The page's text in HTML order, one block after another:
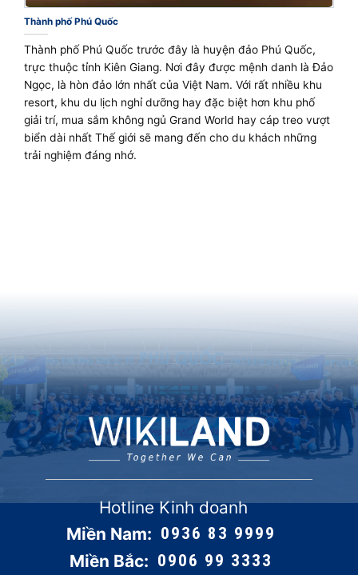
Thành phố Phú Quốc
Thành phố Phú Quốc trước đây là huyện đảo Phú Quốc,
trực thuộc tỉnh Kiên Giang. Nơi đây được mệnh danh là Đảo
Ngọc, là hòn đảo lớn nhất của Việt Nam. Với rất nhiều khu
resort, khu du lịch nghỉ dưỡng hay đặc biệt hơn khu phố
giải trí, mua sắm không ngủ Grand World hay cáp treo vượt
biển dài nhất Thế giới sẽ mang đến cho du khách những
trải nghiệm đáng nhớ.
Hotline Kinh doanh
Miền Nam: 0936 83 9999
Miền Bắc: 0906 99 3333